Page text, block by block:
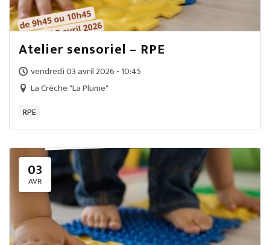
Atelier sensoriel – RPE
vendredi 03 avril 2026 - 10:45
La Crèche "La Plume"
RPE
03
AVR